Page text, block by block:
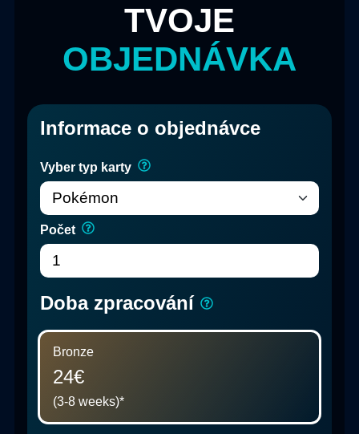
TVOJE
OBJEDNÁVKA
Informace o objednávce
Vyber typ karty
Počet
Doba zpracování
Bronze
24€
(3-8 weeks)*